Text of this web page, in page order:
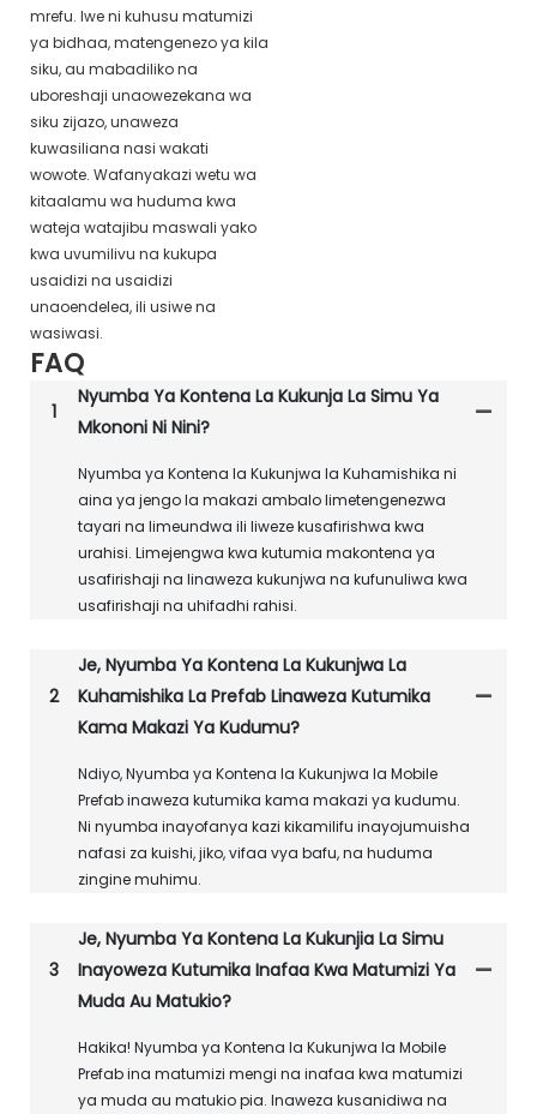
mrefu. Iwe ni kuhusu matumizi
ya bidhaa, matengenezo ya kila
siku, au mabadiliko na
uboreshaji unaowezekana wa
siku zijazo, unaweza
kuwasiliana nasi wakati
wowote. Wafanyakazi wetu wa
kitaalamu wa huduma kwa
wateja watajibu maswali yako
kwa uvumilivu na kukupa
usaidizi na usaidizi
unaoendelea, ili usiwe na
wasiwasi.
FAQ
1
Nyumba Ya Kontena La Kukunja La Simu Ya
Mkononi Ni Nini?
Nyumba ya Kontena la Kukunjwa la Kuhamishika ni
aina ya jengo la makazi ambalo limetengenezwa
tayari na limeundwa ili liweze kusafirishwa kwa
urahisi. Limejengwa kwa kutumia makontena ya
usafirishaji na linaweza kukunjwa na kufunuliwa kwa
usafirishaji na uhifadhi rahisi.
2
Je, Nyumba Ya Kontena La Kukunjwa La
Kuhamishika La Prefab Linaweza Kutumika
Kama Makazi Ya Kudumu?
Ndiyo, Nyumba ya Kontena la Kukunjwa la Mobile
Prefab inaweza kutumika kama makazi ya kudumu.
Ni nyumba inayofanya kazi kikamilifu inayojumuisha
nafasi za kuishi, jiko, vifaa vya bafu, na huduma
zingine muhimu.
3
Je, Nyumba Ya Kontena La Kukunjia La Simu
Inayoweza Kutumika Inafaa Kwa Matumizi Ya
Muda Au Matukio?
Hakika! Nyumba ya Kontena la Kukunjwa la Mobile
Prefab ina matumizi mengi na inafaa kwa matumizi
ya muda au matukio pia. Inaweza kusanidiwa na